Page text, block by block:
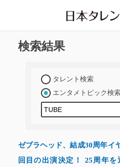
検索結果
タレント検索
エンタメトピック検
ゼブラヘッド、結成30周年イ
回目の出演決定！ 25周年を